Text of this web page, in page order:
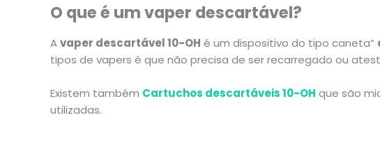
O que é um vaper descartável?
Avaper descartável 10-OH é um dispositivo do tipo caneta“
tipos de vapers é que não precisa de ser recarregado ou
Existem também Cartuchos descartáveis 10-OH que são
utilizadas.